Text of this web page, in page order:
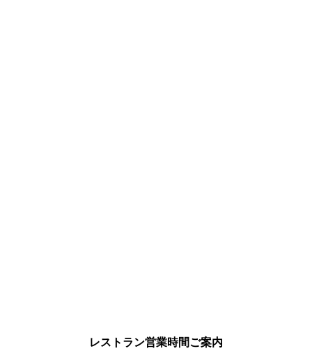
レストラン営業時間ご案内